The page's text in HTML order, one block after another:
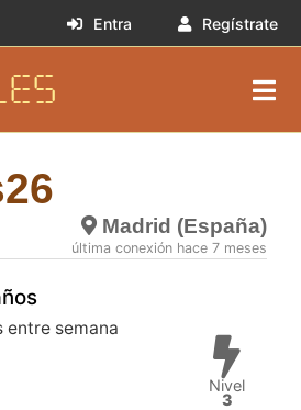
Entra Regístrate
Madrid (España)
última conexión hace 7 meses
entre semana
Nivel
3